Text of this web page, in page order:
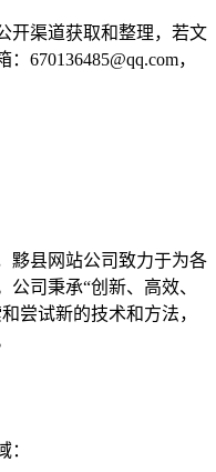
开渠道获取和整理，若文
670136485@qq.com，
黟县网站公司致力于为各
司秉承“创新、高效、
尝试新的技术和方法，
：